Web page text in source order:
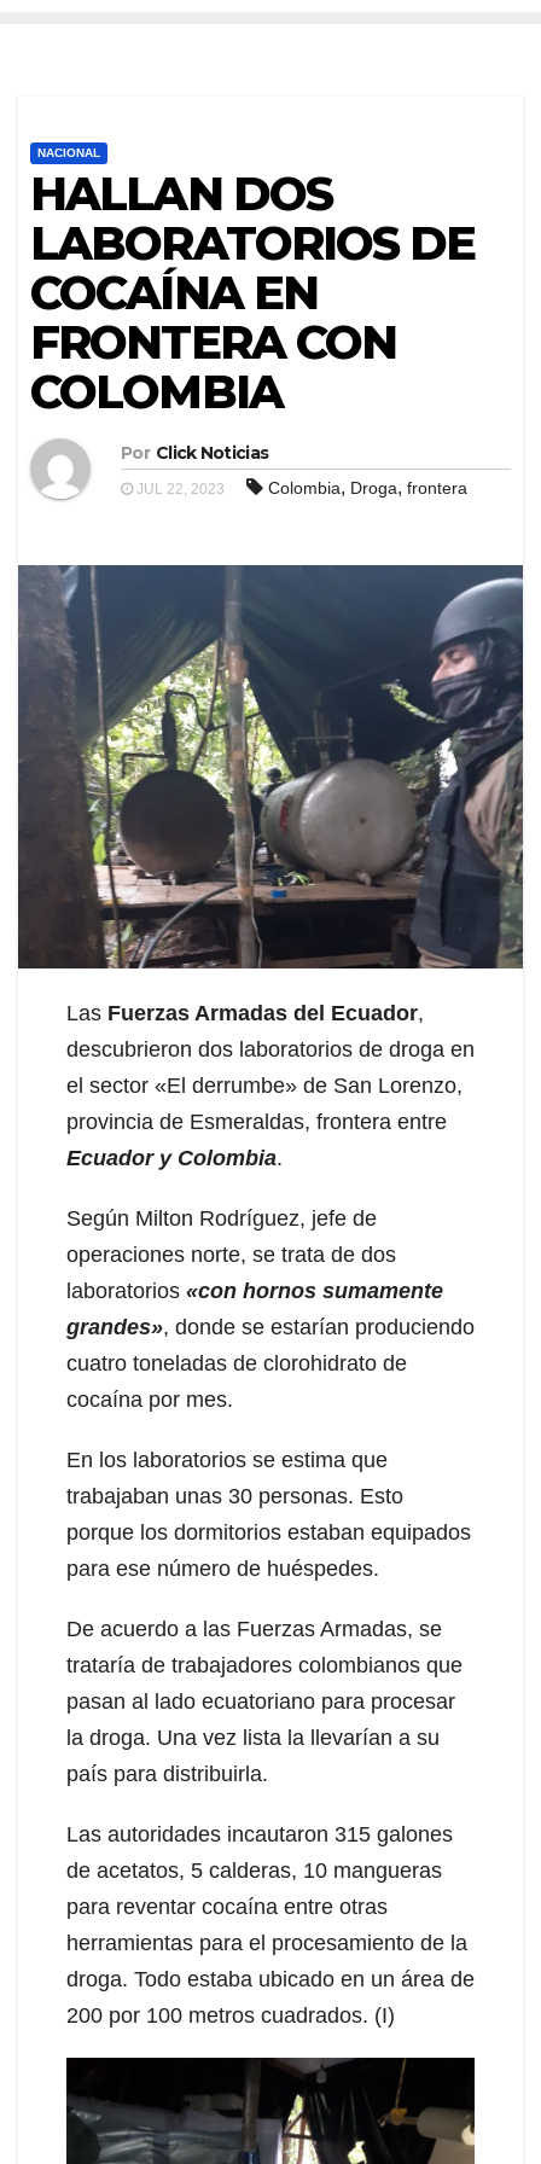
NACIONAL
HALLAN DOS
LABORATORIOS DE
COCAÍNA EN
FRONTERA CON
COLOMBIA
Por Click Noticias
JUL 22, 2023 Colombia, Droga, frontera
Las Fuerzas Armadas del Ecuador,
descubrieron dos laboratorios de droga en
el sector «El derrumbe» de San Lorenzo,
provincia de Esmeraldas, frontera entre
Ecuador y Colombia.
Según Milton Rodríguez, jefe de
operaciones norte, se trata de dos
laboratorios «con hornos sumamente
grandes», donde se estarían produciendo
cuatro toneladas de clorohidrato de
cocaína por mes.
En los laboratorios se estima que
trabajaban unas 30 personas. Esto
porque los dormitorios estaban equipados
para ese número de huéspedes.
De acuerdo a las Fuerzas Armadas, se
trataría de trabajadores colombianos que
pasan al lado ecuatoriano para procesar
la droga. Una vez lista la llevarían a su
país para distribuirla.
Las autoridades incautaron 315 galones
de acetatos, 5 calderas, 10 mangueras
para reventar cocaína entre otras
herramientas para el procesamiento de la
droga. Todo estaba ubicado en un área de
200 por 100 metros cuadrados. (I)